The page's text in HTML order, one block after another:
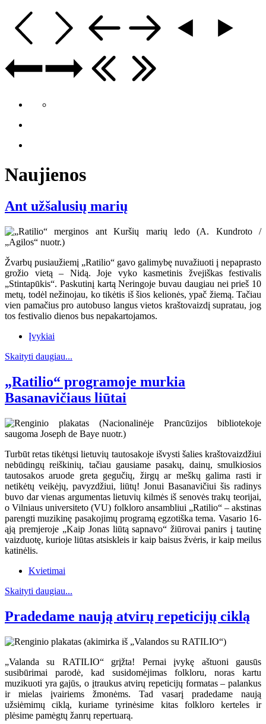
Naujienos
Ant užšalusių marių
Žvarbų pusiaužiemį „Ratilio“ gavo galimybę nuvažiuoti į nepaprasto
grožio vietą – Nidą. Joje vyko kasmetinis žvejiškas festivalis
„Stintapūkis“. Paskutinį kartą Neringoje buvau daugiau nei prieš 10
metų, todėl nežinojau, ko tikėtis iš šios kelionės, ypač žiemą. Tačiau
vien pamačius pro autobuso langus vietos kraštovaizdį supratau, jog
tos festivalio dienos bus nepakartojamos.
Įvykiai
Skaityti daugiau...
„Ratilio“ programoje murkia
Basanavičiaus liūtai
Turbūt retas tikėtųsi lietuvių tautosakoje išvysti šalies kraštovaizdžiui
nebūdingų reiškinių, tačiau gausiame pasakų, dainų, smulkiosios
tautosakos aruode greta gegučių, žirgų ar meškų galima rasti ir
netikėtų veikėjų, pavyzdžiui, liūtų! Jonui Basanavičiui šis radinys
buvo dar vienas argumentas lietuvių kilmės iš senovės trakų teorijai,
o Vilniaus universiteto (VU) folkloro ansambliui „Ratilio“ – akstinas
parengti muzikinę pasakojimų programą egzotiška tema. Vasario 16-
ąją premjeroje „Kaip Jonas liūtą sapnavo“ žiūrovai panirs į tautinę
vaizduotę, kurioje liūtas atsiskleis ir kaip baisus žvėris, ir kaip meilus
katinėlis.
Kvietimai
Skaityti daugiau...
Pradedame naują atvirų repeticijų ciklą
„Valanda su RATILIO“ grįžta! Pernai įvykę aštuoni gausūs
susibūrimai parodė, kad susidomėjimas folkloru, noras kartu
muzikuoti yra gajūs, o įtraukus atvirų repeticijų formatas – palankus
ir mielas įvairiems žmonėms. Tad vasarį pradedame naują
užsiėmimų ciklą, kuriame tyrinėsime kitas folkloro kerteles ir
plėsime pamėgtų žanrų repertuarą.